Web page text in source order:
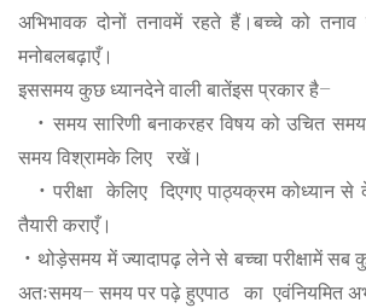
अभिभावक दोनों तनावमें रहते हैं। बच्चे को तनाव
मनोबलबढ़ाएँ।
इससमय कुछ ध्यानदेने वाली बातेंइस प्रकार है–
• समय सारिणी बनाकरहर विषय को उचित समय
समय विश्रामके लिए रखें।
•परीक्षा केलिए दिएगए पाठ्यक्रम कोध्यान से
तैयारी कराएँ।
• थोड़ेसमय में ज्यादापढ़ लेने से बच्चा परीक्षामें सब
अतःसमय– समय पर पढ़े हुएपाठ का एवंनियमित